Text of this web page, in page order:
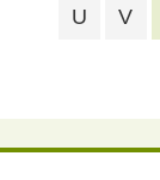
U V